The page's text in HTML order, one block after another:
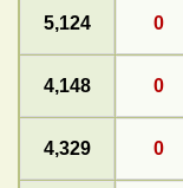
0
5,124
0
4,148
0
4,329